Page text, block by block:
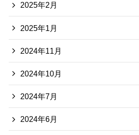
2025年2月
2025年1月
2024年11月
2024年10月
2024年7月
2024年6月